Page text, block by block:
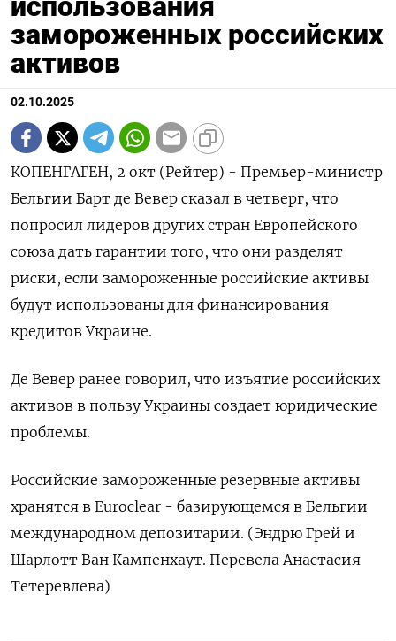
замороженных российских
активов
02.10.2025
КОПЕНГАГЕН, 2 окт (Рейтер) - Премьер-министр
Бельгии Барт де Вевер сказал в четверг, что
попросил лидеров других стран Европейского
союза дать гарантии того, что они разделят
риски, если замороженные российские активы
будут использованы для финансирования
кредитов Украине.
Де Вевер ранее говорил, что изъятие российских
активов в пользу Украины создает юридические
проблемы.
Российские замороженные резервные активы
хранятся в Euroclear - базирующемся в Бельгии
международном депозитарии. (Эндрю Грей и
Шарлотт Ван Кампенхаут. Перевела Анастасия
Тетеревлева)